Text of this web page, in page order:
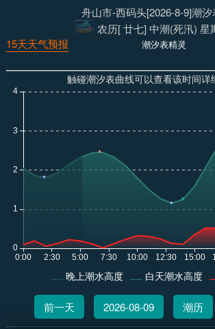
舟山市-西码头[2026-8-9]潮汐
农历[ 廿七] 中潮(死汛) 星
潮汐表精灵
15天天气预报
触碰潮汐表曲线可以查看该时间详
晚上潮水高度 白天潮水高度
前一天 2026-08-09 潮历